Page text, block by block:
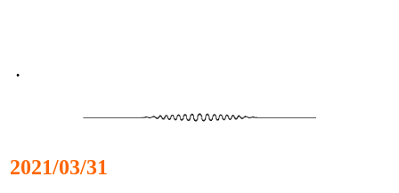
•
2021/03/31